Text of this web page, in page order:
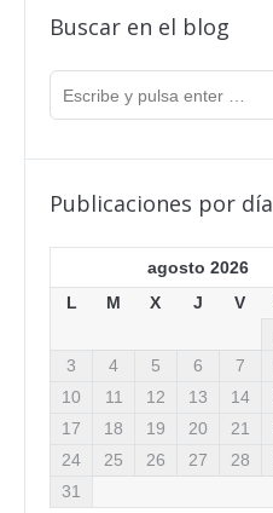
Buscar en el blog
Publicaciones por día
agosto 2026
L
M X J V
3
4 5 6 7
10
11 12 13 14
17
18 19 20 21
24
25 26 27 28
31